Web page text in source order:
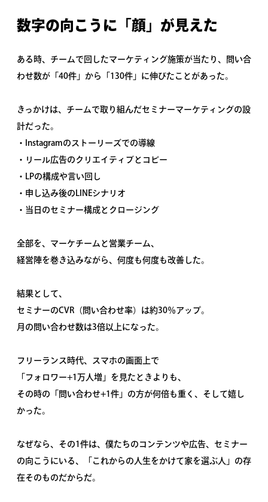
数字の向こうに「顔」が見えた
ある時、チームで回したマーケティング施策が当たり、問い合
わせ数が「40件」から「130件」に伸びたことがあった。
きっかけは、チームで取り組んだセミナーマーケティングの設
計だった。
・Instagramのストーリーズでの導線
・リール広告のクリエイティブとコピー
・LPの構成や言い回し
・申し込み後のLINEシナリオ
・当日のセミナー構成とクロージング
全部を、マーケチームと営業チーム、
経営陣を巻き込みながら、何度も何度も改善した。
結果として、
セミナーのCVR（問い合わせ率）は約30％アップ。
月の問い合わせ数は3倍以上になった。
フリーランス時代、スマホの画面上で
「フォロワー+1万人増」を見たときよりも、
その時の「問い合わせ+1件」の方が何倍も重く、そして嬉し
かった。
なぜなら、その1件は、僕たちのコンテンツや広告、セミナー
の向こうにいる、「これからの人生をかけて家を選ぶ人」の存
在そのものだからだ。